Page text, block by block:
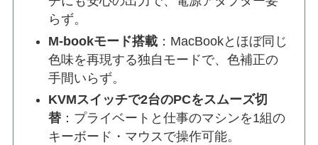
らず。
M-bookモード搭載 ：MacBookとほぼ同じ
色味を再現する独自モードで、色補正の
手間いらず。
KVMスイッチで2台のPCをスムーズ切
替 ：プライベートと仕事のマシンを1組の
キーボード・マウスで操作可能。